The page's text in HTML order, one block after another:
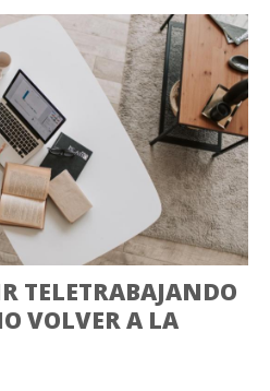
TELETRABAJANDO
VOLVER A LA